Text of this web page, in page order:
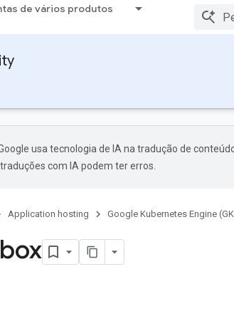
de vários produtos
usa tecnologia de IA na tradução de
com IA podem ter erros.
Application hosting Google Kubernetes Engine